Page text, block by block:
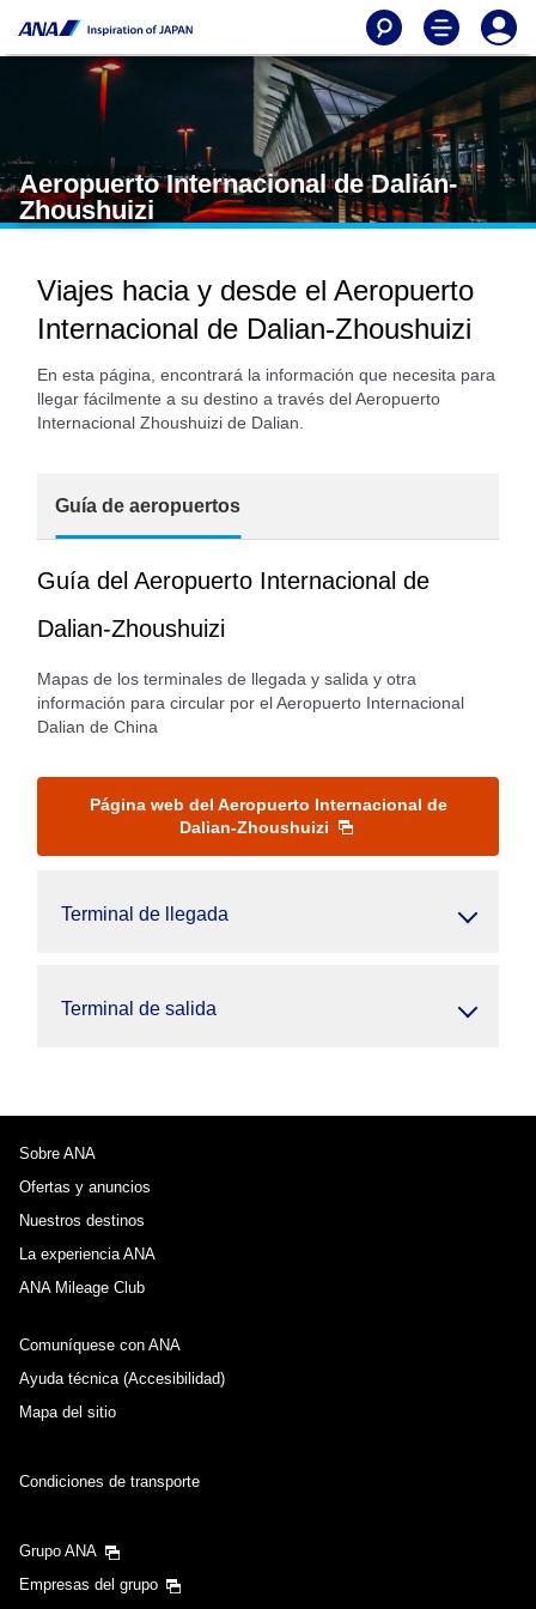
Aeropuerto Internacional de Dalián-
Zhoushuizi
Viajes hacia y desde el Aeropuerto
Internacional de Dalian-Zhoushuizi
En esta página, encontrará la información que necesita para
llegar fácilmente a su destino a través del Aeropuerto
Internacional Zhoushuizi de Dalian.
Guía de aeropuertos
Guía del Aeropuerto Internacional de
Dalian-Zhoushuizi
Mapas de los terminales de llegada y salida y otra
información para circular por el Aeropuerto Internacional
Dalian de China
Página web del Aeropuerto Internacional de
Dalian-Zhoushuizi
Terminal de llegada
Terminal de salida
Sobre ANA
Ofertas y anuncios
Nuestros destinos
La experiencia ANA
ANA Mileage Club
Comuníquese con ANA
Ayuda técnica (Accesibilidad)
Mapa del sitio
Condiciones de transporte
Grupo ANA
Empresas del grupo